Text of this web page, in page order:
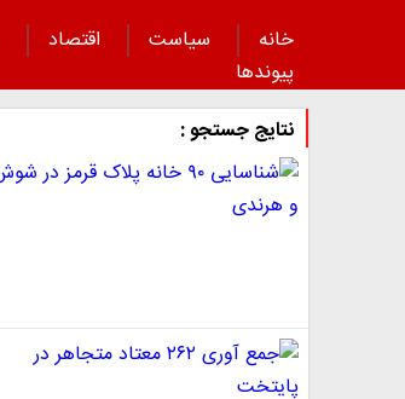
خانه سیاست اقتصاد
پیوند‌ها
نتایج جستجو :